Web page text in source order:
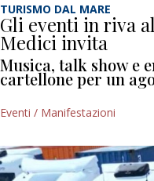
TURISMO DAL MARE
Gli eventi in riva
Medici invita
Musica, talk show e
cartellone per un
Eventi / Manifestazioni